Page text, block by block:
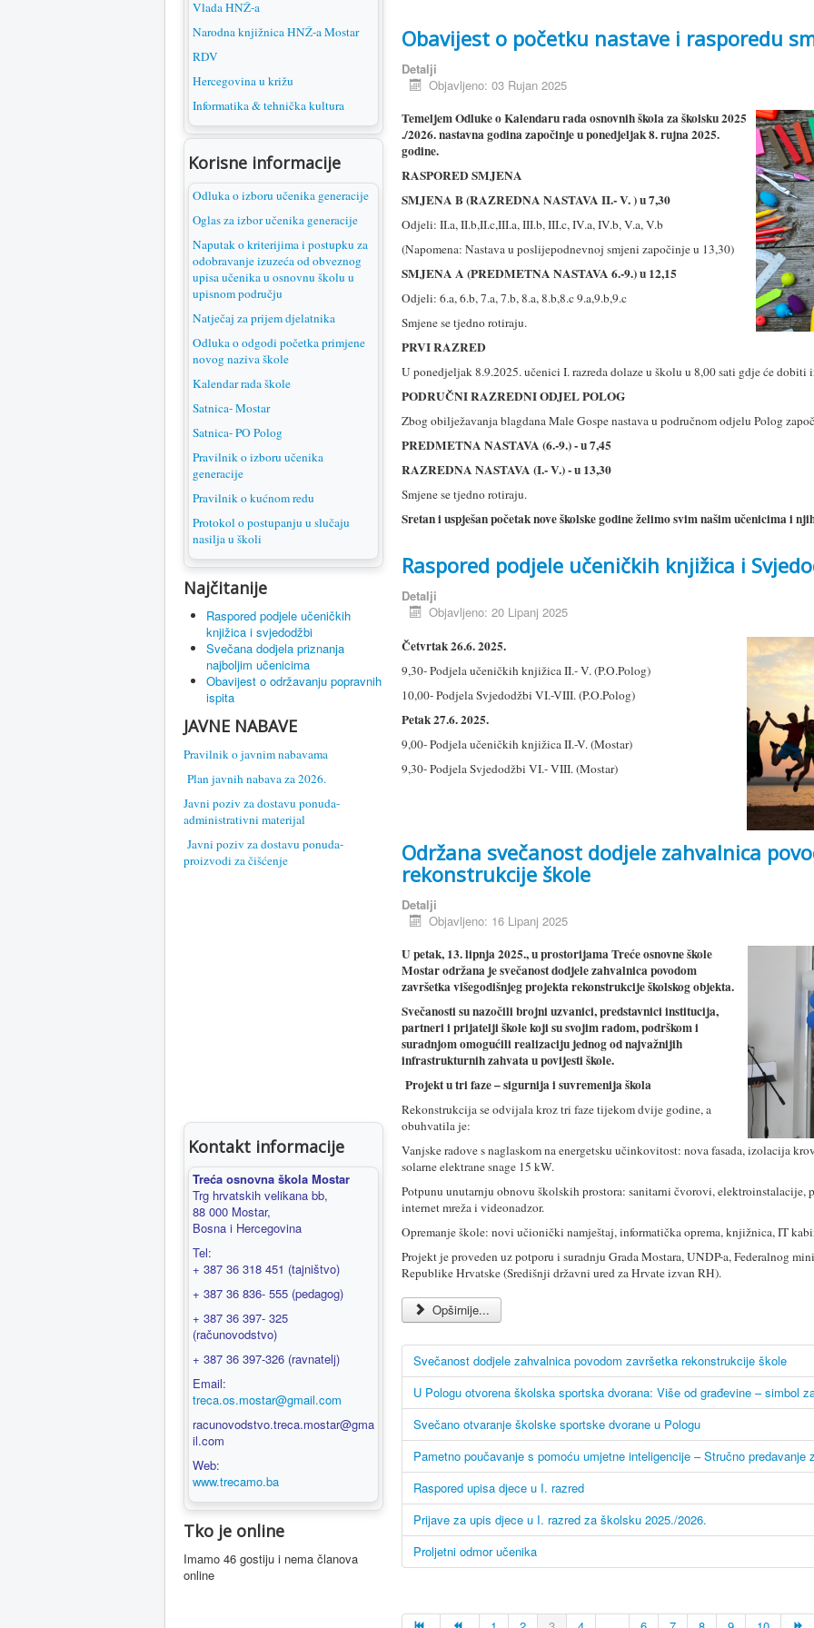
Vlada HNŽ-a
Narodna knjižnica HNŽ-a Mostar
RDV
Hercegovina u križu
Informatika & tehnička kultura
Korisne informacije
Odluka o izboru učenika generacije
Oglas za izbor učenika generacije
Naputak o kriterijima i postupku za
odobravanje izuzeća od obveznog
upisa učenika u osnovnu školu u
upisnom području
Natječaj za prijem djelatnika
Odluka o odgodi početka primjene
novog naziva škole
Kalendar rada škole
Satnica- Mostar
Satnica- PO Polog
Pravilnik o izboru učenika
generacije
Pravilnik o kućnom redu
Protokol o postupanju u slučaju
nasilja u školi
Najčitanije
Raspored podjele učeničkih
knjižica i svjedodžbi
Svečana dodjela priznanja
najboljim učenicima
Obavijest o održavanju popravnih
ispita
JAVNE NABAVE
Pravilnik o javnim nabavama
Plan javnih nabava za 2026.
Javni poziv za dostavu ponuda-
administrativni materijal
Javni poziv za dostavu ponuda-
proizvodi za čišćenje
Kontakt informacije
Treća osnovna škola Mostar
Trg hrvatskih velikana bb,
88 000 Mostar,
Bosna i Hercegovina
Tel:
+ 387 36 318 451 (tajništvo)
+ 387 36 836- 555 (pedagog)
+ 387 36 397- 325
(računovodstvo)
+ 387 36 397-326 (ravnatelj)
Email:
treca.os.mostar@gmail.com
racunovodstvo.treca.mostar@gma
il.com
Web:
www.trecamo.ba
Tko je online
Imamo 46 gostiju i nema članova
online
Obavijest o početku nastave i rasporedu
Detalji
Objavljeno: 03 Rujan 2025
Temeljem Odluke o Kalendaru rada osnovnih škola za školsku 2025
./2026. nastavna godina započinje u ponedjeljak 8. rujna 2025.
godine.
RASPORED SMJENA
SMJENA B (RAZREDNA NASTAVA II.- V. ) u 7,30
Odjeli: II.a, II.b,II.c,III.a, III.b, III.c, IV.a, IV.b, V.a, V.b
(Napomena: Nastava u poslijepodnevnoj smjeni započinje u 13,30)
SMJENA A (PREDMETNA NASTAVA 6.-9.) u 12,15
Odjeli: 6.a, 6.b, 7.a, 7.b, 8.a, 8.b,8.c 9.a,9.b,9.c
Smjene se tjedno rotiraju.
PRVI RAZRED
U ponedjeljak 8.9.2025. učenici I. razreda dolaze u školu u 8,00 sati gdje će dobiti
PODRUČNI RAZREDNI ODJEL POLOG
Zbog obilježavanja blagdana Male Gospe nastava u područnom odjelu Polog
PREDMETNA NASTAVA (6.-9.) - u 7,45
RAZREDNA NASTAVA (I.- V.) - u 13,30
Smjene se tjedno rotiraju.
Sretan i uspješan početak nove školske godine želimo svim našim učenicima i
Raspored podjele učeničkih knjižica i
Detalji
Objavljeno: 20 Lipanj 2025
Četvrtak 26.6. 2025.
9,30- Podjela učeničkih knjižica II.- V. (P.O.Polog)
10,00- Podjela Svjedodžbi VI.-VIII. (P.O.Polog)
Petak 27.6. 2025.
9,00- Podjela učeničkih knjižica II.-V. (Mostar)
9,30- Podjela Svjedodžbi VI.- VIII. (Mostar)
Održana svečanost dodjele zahvalnica
rekonstrukcije škole
Detalji
Objavljeno: 16 Lipanj 2025
U petak, 13. lipnja 2025., u prostorijama Treće osnovne škole
Mostar održana je svečanost dodjele zahvalnica povodom
završetka višegodišnjeg projekta rekonstrukcije školskog objekta.
Svečanosti su nazočili brojni uzvanici, predstavnici institucija,
partneri i prijatelji škole koji su svojim radom, podrškom i
suradnjom omogućili realizaciju jednog od najvažnijih
infrastrukturnih zahvata u povijesti škole.
Projekt u tri faze – sigurnija i suvremenija škola
Rekonstrukcija se odvijala kroz tri faze tijekom dvije godine, a
obuhvatila je:
Vanjske radove s naglaskom na energetsku učinkovitost: nova fasada, izolacija
solarne elektrane snage 15 kW.
Potpunu unutarnju obnovu školskih prostora: sanitarni čvorovi,
internet mreža i videonadzor.
Opremanje škole: novi učionički namještaj, informatička oprema, knjižnica, IT
Projekt je proveden uz potporu i suradnju Grada Mostara, UNDP-a, Federalnog
Republike Hrvatske (Središnji državni ured za Hrvate izvan RH).
Opširnije...
Svečanost dodjele zahvalnica povodom završetka rekonstrukcije škole
U Pologu otvorena školska sportska dvorana: Više od građevine – simbol
Svečano otvaranje školske sportske dvorane u Pologu
Pametno poučavanje s pomoću umjetne inteligencije – Stručno predavanje
Raspored upisa djece u I. razred
Prijave za upis djece u I. razred za školsku 2025./2026.
Proljetni odmor učenika